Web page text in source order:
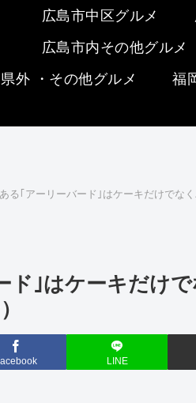
広島市中区グルメ
広島市内その他グルメ
外 ・その他グルメ
福
る｢アーリーバード｣はケーキだけでな
ド｣はケーキだけ
LINE